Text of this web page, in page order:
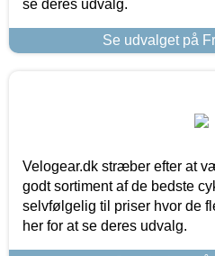
se deres udvalg.
Se udvalget på
Velogear.dk stræber efter at
godt sortiment af de bedste
selvfølgelig til priser hvor de
her for at se deres udvalg.